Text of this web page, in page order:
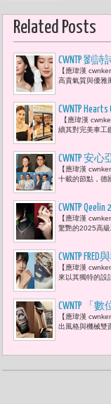
Related Posts
CWNTP 劉
【應瑋漢
高貴氣質與優雅
CWNTP
微風集團
【應瑋漢
續其對完美車工
CWNTP 安
設計
【應瑋漢
十載的節點，德
CWNTP​
都能感受
【應瑋漢
驚艷的2025高
CWNTP
【應瑋漢
來以其獨特的設
CWNTP 「
夜寓言
【應瑋漢
出風格與機械雙